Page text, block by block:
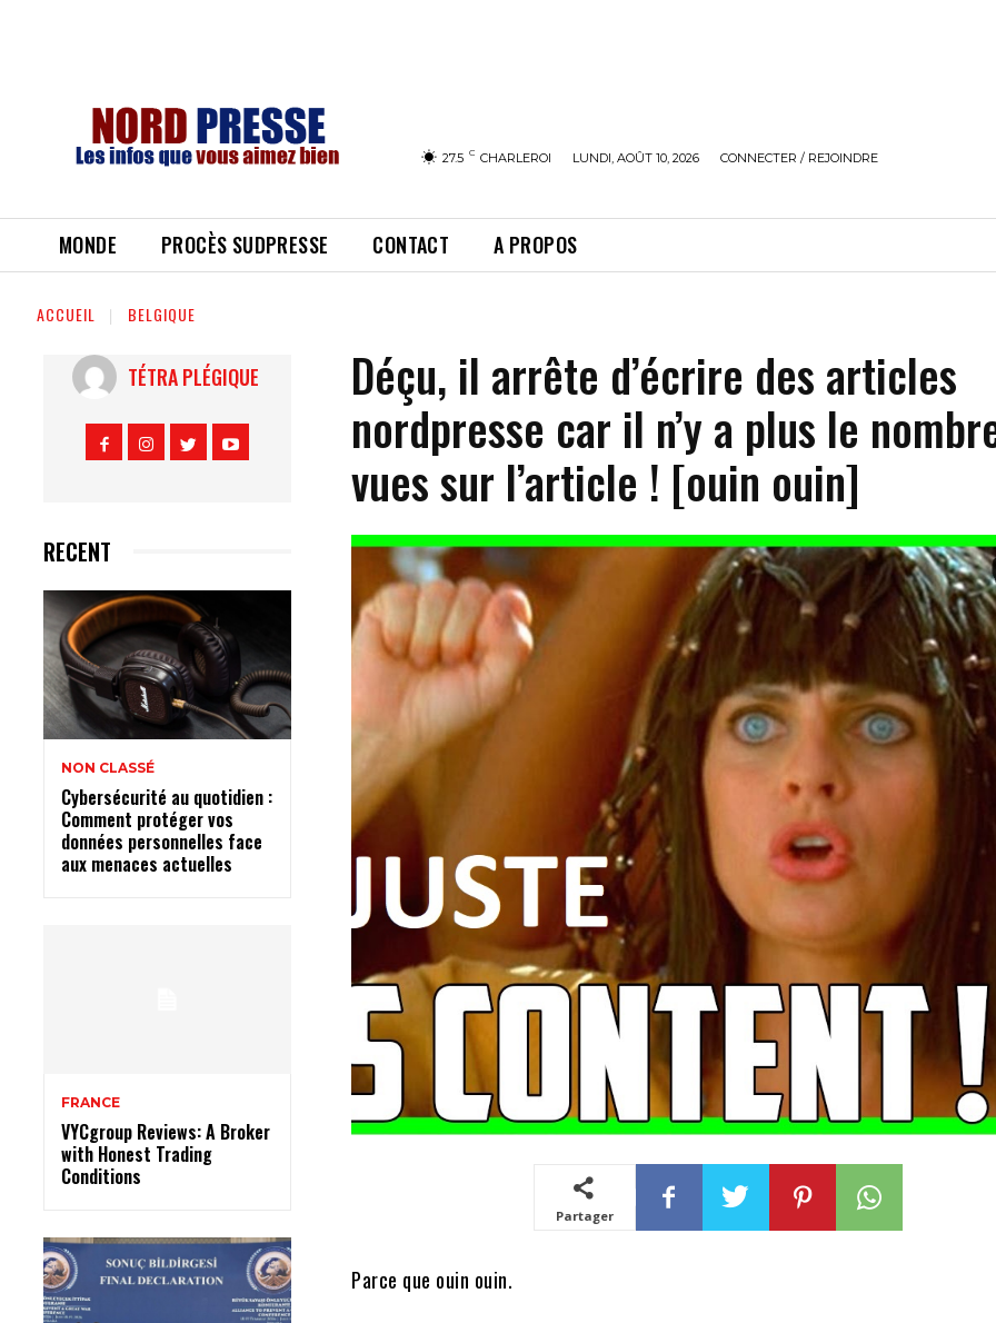
27.5 C CHARLEROI LUNDI, AOÛT 10, 2026 CONNECTER / REJOINDRE
MONDE PROCÈS SUDPRESSE CONTACT A PROPOS
ACCUEIL BELGIQUE
TÉTRA PLÉGIQUE
RECENT
NON CLASSÉ
Cybersécurité au quotidien :
Comment protéger vos
données personnelles face
aux menaces actuelles
FRANCE
VYCgroup Reviews: A Broker
with Honest Trading
Conditions
Déçu, il arrête d’écrire des articles
nordpresse car il n’y a plus le
vues sur l’article ! [ouin ouin]
Partager
Parce que ouin ouin.